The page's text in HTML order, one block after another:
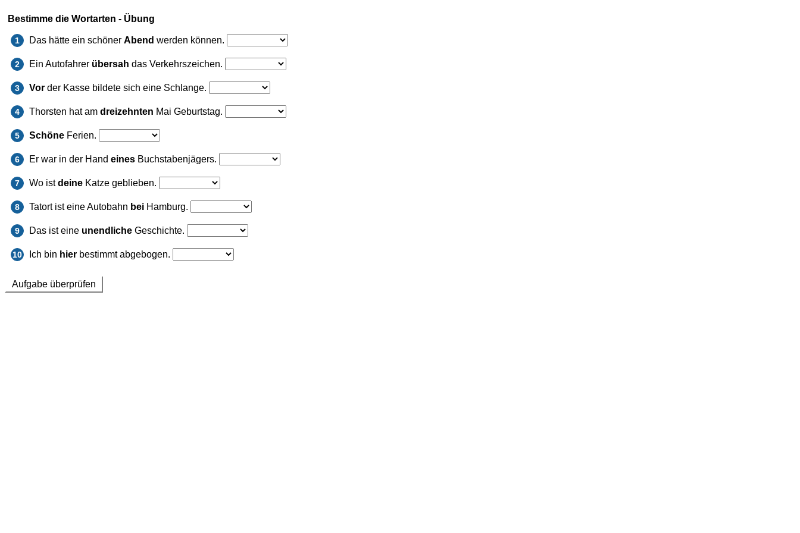
Bestimme die Wortarten - Übung
1 Das hätte ein schöner Abend werden können.
2 Ein Autofahrer übersah das Verkehrszeichen.
3 Vorder Kasse bildete sich eine Schlange.
4 Thorsten hat am dreizehnten Mai Geburtstag.
5 SchöneFerien.
6 Er war in der Hand einesBuchstabenjägers.
7 Wo istdeine Katze geblieben.
8 Tatort ist eine Autobahn beiHamburg.
9 Das ist eine unendliche Geschichte.
10 Ich bin hierbestimmt abgebogen.
Aufgabe überprüfen